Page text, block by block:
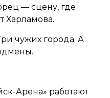
— сцену, где
Харламова.
чужих города. А
Арена» работают